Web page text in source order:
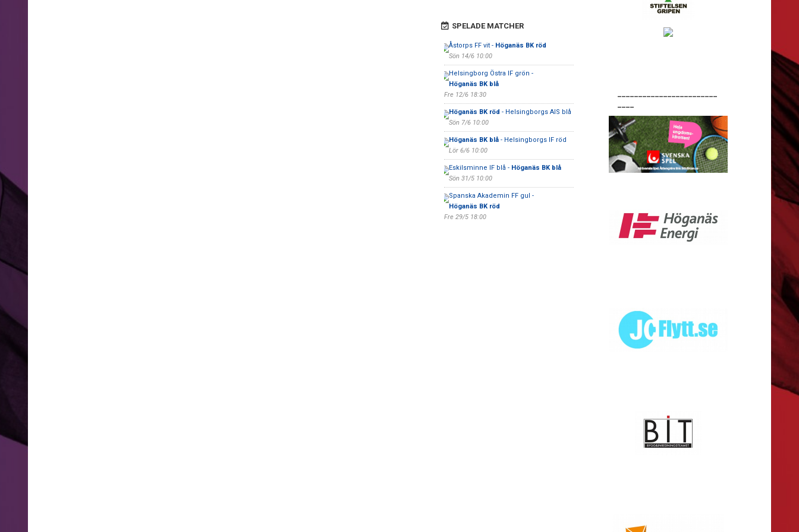
SPELADE MATCHER
Åstorps FF vit - Höganäs BK röd
Sön 14/6 10:00
Helsingborg Östra IF grön -
Höganäs BK blå
Fre 12/6 18:30
Höganäs BK röd - Helsingborgs AIS blå
Sön 7/6 10:00
Höganäs BK blå- Helsingborgs IF röd
Lör 6/6 10:00
Eskilsminne IF blå - Höganäs BK blå
Sön 31/5 10:00
Spanska Akademin FF gul -
Höganäs BK röd
Fre 29/5 18:00
________________________
____